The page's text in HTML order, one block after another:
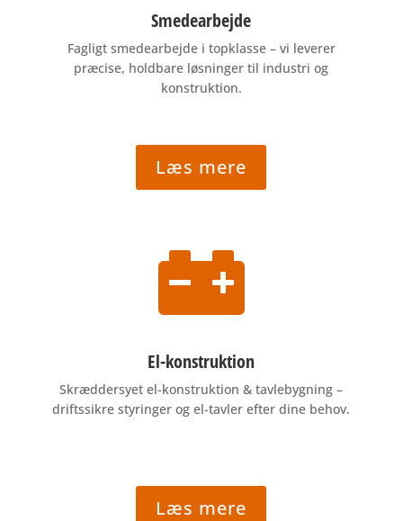
Smedearbejde
Fagligt smedearbejde i topklasse – vi leverer
præcise, holdbare løsninger til industri og
konstruktion.
Læs mere

El-konstruktion
Skræddersyet el-konstruktion & tavlebygning –
driftssikre styringer og el-tavler efter dine behov.
Læs mere